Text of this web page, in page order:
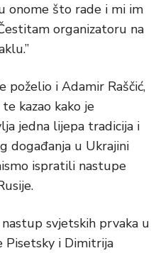
onome što rade i mi im
organizatoru na
poželio i Adamir Raščić,
kazao kako je
jedna lijepa tradicija i
događanja u Ukrajini
ispratili nastupe
svjetskih prvaka u
Pisetsky i Dimitrija